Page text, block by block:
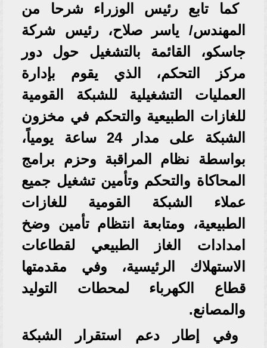
كما تابع رئيس الوزراء شرحا من
المهندس/ ياسر صلاح، رئيس شركة
جاسكو، القائمة بالتشغيل حول دور
مركز التحكم، الذي يقوم بإدارة
العمليات التشغيلية للشبكة القومية
للغازات الطبيعية والتحكم في مخزون
الشبكة على مدار 24 ساعة يومياً،
بواسطة نظام المراقبة وحزم برامج
المحاكاة والتحكم وتأمين تشغيل جميع
عملاء الشبكة القومية للغازات
الطبيعية، ومتابعة انتظام تأمين وضخ
امدادات الغاز الطبيعي لقطاعات
الاستهلاك الرئيسية، وفي مقدمتها
قطاع الكهرباء لمحطات التوليد
والمصانع.
وفي إطار دعم استقرار الشبكة